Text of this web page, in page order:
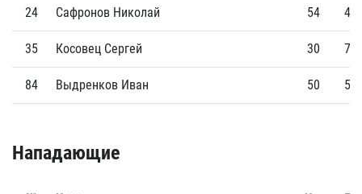
24 Сафронов Николай 54 4
35 Косовец Сергей 30 7
84 Выдренков Иван 50 5
Нападающие